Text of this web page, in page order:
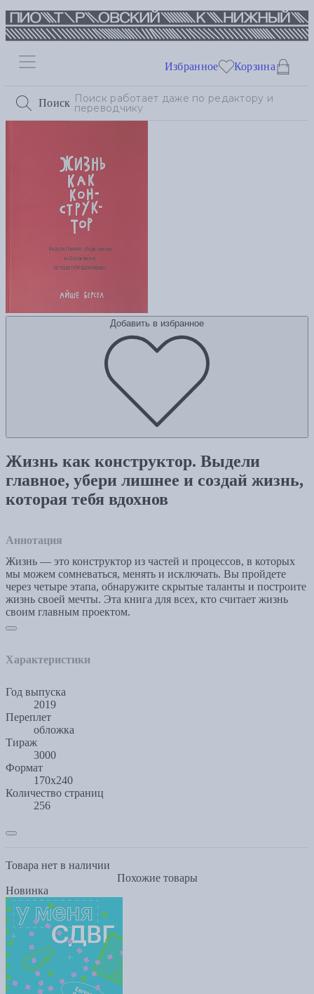
Поиск
Избранное Корзина
Добавить в избранное
Жизнь как конструктор. Выдели
главное, убери лишнее и создай жизнь,
которая тебя вдохнов
Аннотация
Жизнь — это конструктор из частей и процессов, в которых
мы можем сомневаться, менять и исключать. Вы пройдете
через четыре этапа, обнаружите скрытые таланты и построите
жизнь своей мечты. Эта книга для всех, кто считает жизнь
своим главным проектом.
Характеристики
Год выпуска
2019
Переплет
обложка
Тираж
3000
Формат
170x240
Количество страниц
256
Товара нет в наличии
Похожие товары
Новинка